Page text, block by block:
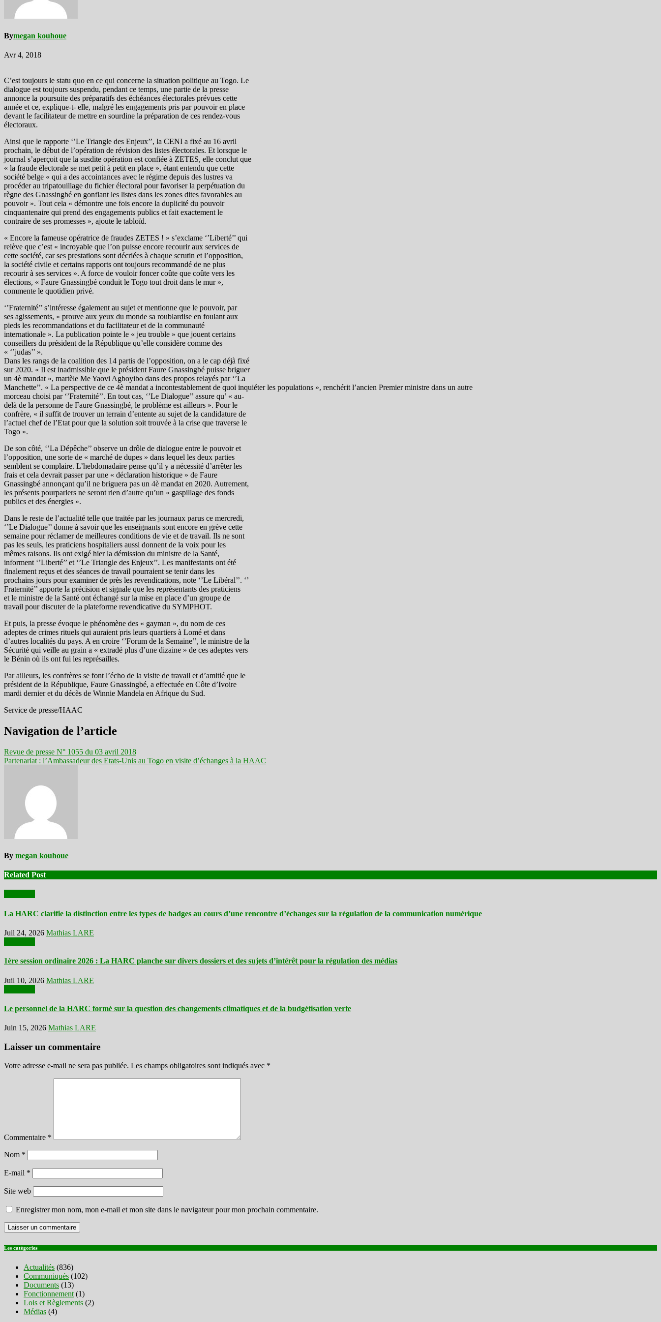
Bymegan kouhoue
Avr 4, 2018
C’est toujours le statu quo en ce qui concerne la situation politique au Togo. Le
dialogue est toujours suspendu, pendant ce temps, une partie de la presse
annonce la poursuite des préparatifs des échéances électorales prévues cette
année et ce, explique-t- elle, malgré les engagements pris par pouvoir en place
devant le facilitateur de mettre en sourdine la préparation de ces rendez-vous
électoraux.
Ainsi que le rapporte ‘’Le Triangle des Enjeux’’, la CENI a fixé au 16 avril
prochain, le début de l’opération de révision des listes électorales. Et lorsque le
journal s’aperçoit que la susdite opération est confiée à ZETES, elle conclut que
« la fraude électorale se met petit à petit en place », étant entendu que cette
société belge « qui a des accointances avec le régime depuis des lustres va
procéder au tripatouillage du fichier électoral pour favoriser la perpétuation du
règne des Gnassingbé en gonflant les listes dans les zones dites favorables au
pouvoir ». Tout cela « démontre une fois encore la duplicité du pouvoir
cinquantenaire qui prend des engagements publics et fait exactement le
contraire de ses promesses », ajoute le tabloïd.
« Encore la fameuse opératrice de fraudes ZETES ! » s’exclame ‘’Liberté’’ qui
relève que c’est « incroyable que l’on puisse encore recourir aux services de
cette société, car ses prestations sont décriées à chaque scrutin et l’opposition,
la société civile et certains rapports ont toujours recommandé de ne plus
recourir à ses services ». A force de vouloir foncer coûte que coûte vers les
élections, « Faure Gnassingbé conduit le Togo tout droit dans le mur »,
commente le quotidien privé.
‘’Fraternité’’ s’intéresse également au sujet et mentionne que le pouvoir, par
ses agissements, « prouve aux yeux du monde sa roublardise en foulant aux
pieds les recommandations et du facilitateur et de la communauté
internationale ». La publication pointe le « jeu trouble » que jouent certains
conseillers du président de la République qu’elle considère comme des
« ‘’judas’’ ».
Dans les rangs de la coalition des 14 partis de l’opposition, on a le cap déjà fixé
sur 2020. « Il est inadmissible que le président Faure Gnassingbé puisse briguer
un 4è mandat », martèle Me Yaovi Agboyibo dans des propos relayés par ‘’La
Manchette’’. « La perspective de ce 4è mandat a incontestablement de quoi inquiéter les populations », renchérit l’ancien Premier ministre dans un autre
morceau choisi par ‘’Fraternité’’. En tout cas, ‘’Le Dialogue’’ assure qu’ « au-
delà de la personne de Faure Gnassingbé, le problème est ailleurs ». Pour le
confrère, « il suffit de trouver un terrain d’entente au sujet de la candidature de
l’actuel chef de l’Etat pour que la solution soit trouvée à la crise que traverse le
Togo ».
De son côté, ‘’La Dépêche’’ observe un drôle de dialogue entre le pouvoir et
l’opposition, une sorte de « marché de dupes » dans lequel les deux parties
semblent se complaire. L’hebdomadaire pense qu’il y a nécessité d’arrêter les
frais et cela devrait passer par une « déclaration historique » de Faure
Gnassingbé annonçant qu’il ne briguera pas un 4è mandat en 2020. Autrement,
les présents pourparlers ne seront rien d’autre qu’un « gaspillage des fonds
publics et des énergies ».
Dans le reste de l’actualité telle que traitée par les journaux parus ce mercredi,
‘’Le Dialogue’’ donne à savoir que les enseignants sont encore en grève cette
semaine pour réclamer de meilleures conditions de vie et de travail. Ils ne sont
pas les seuls, les praticiens hospitaliers aussi donnent de la voix pour les
mêmes raisons. Ils ont exigé hier la démission du ministre de la Santé,
informent ‘’Liberté’’ et ‘’Le Triangle des Enjeux’’. Les manifestants ont été
finalement reçus et des séances de travail pourraient se tenir dans les
prochains jours pour examiner de près les revendications, note ‘’Le Libéral’’. ‘’
Fraternité’’ apporte la précision et signale que les représentants des praticiens
et le ministre de la Santé ont échangé sur la mise en place d’un groupe de
travail pour discuter de la plateforme revendicative du SYMPHOT.
Et puis, la presse évoque le phénomène des « gayman », du nom de ces
adeptes de crimes rituels qui auraient pris leurs quartiers à Lomé et dans
d’autres localités du pays. A en croire ‘’Forum de la Semaine’’, le ministre de la
Sécurité qui veille au grain a « extradé plus d’une dizaine » de ces adeptes vers
le Bénin où ils ont fui les représailles.
Par ailleurs, les confrères se font l’écho de la visite de travail et d’amitié que le
président de la République, Faure Gnassingbé, a effectuée en Côte d’Ivoire
mardi dernier et du décès de Winnie Mandela en Afrique du Sud.
Service de presse/HAAC
Navigation de l’article
Revue de presse N° 1055 du 03 avril 2018
Partenariat : l’Ambassadeur des Etats-Unis au Togo en visite d’échanges à la HAAC
By megan kouhoue
Related Post
La HARC clarifie la distinction entre les types de badges au cours d’une rencontre d’échanges sur la régulation de la communication numérique
Juil 24, 2026 Mathias LARE
1ère session ordinaire 2026 : La HARC planche sur divers dossiers et des sujets d’intérêt pour la régulation des médias
Juil 10, 2026 Mathias LARE
Le personnel de la HARC formé sur la question des changements climatiques et de la budgétisation verte
Juin 15, 2026 Mathias LARE
Laisser un commentaire
Votre adresse e-mail ne sera pas publiée. Les champs obligatoires sont indiqués avec *
Commentaire *
Nom *
E-mail *
Site web
Enregistrer mon nom, mon e-mail et mon site dans le navigateur pour mon prochain commentaire.
Les catégories
Actualités (836)
Communiqués (102)
Documents (13)
Fonctionnement(1)
Lois et Règlements (2)
Médias (4)